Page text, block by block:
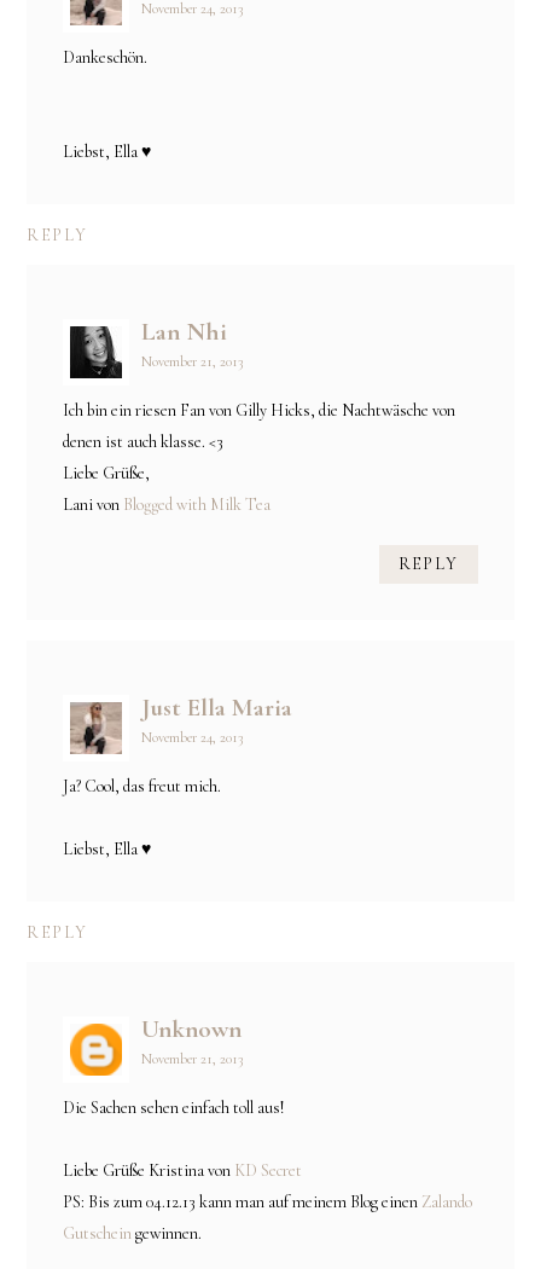
November 24, 2013
Dankeschön.
Liebst, Ella ♥
REPLY
Lan Nhi
November 21, 2013
Ich bin ein riesen Fan von Gilly Hicks, die Nachtwäsche von
denen ist auch klasse. <3
Liebe Grüße,
Lani von Blogged with Milk Tea
REPLY
Just Ella Maria
November 24, 2013
Ja? Cool, das freut mich.
Liebst, Ella ♥
REPLY
Unknown
November 21, 2013
Die Sachen sehen einfach toll aus!
Liebe Grüße Kristina von KD Secret
PS: Bis zum 04.12.13 kann man auf meinem Blog einen Zalando
Gutscheingewinnen.